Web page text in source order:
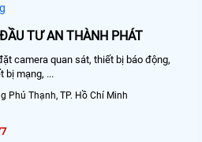
TƯ AN THÀNH PHÁT
camera quan sát, thiết bị báo động,
bị mạng, ...
Phú Thạnh, TP. Hồ Chí Minh